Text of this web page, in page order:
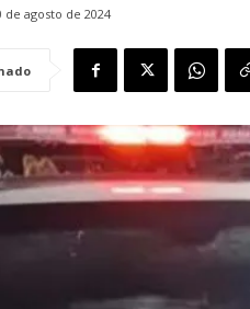
de agosto de 2024